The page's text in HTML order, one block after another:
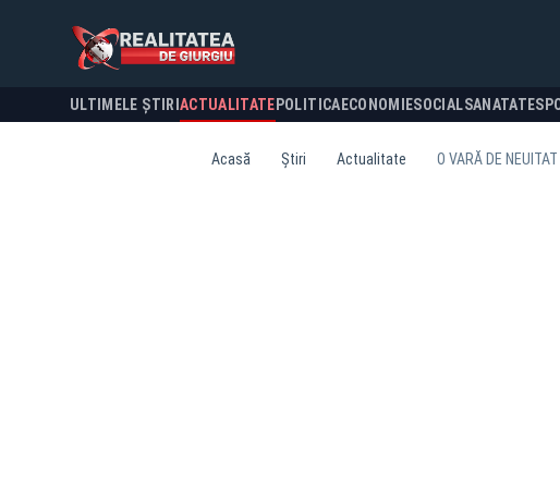
ULTIMELE ȘTIRI ACTUALITATE POLITICA ECONOMIESOCIALSANATATE
Acasă Știri Actualitate O VARĂ DE